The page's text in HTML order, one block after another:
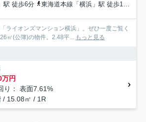
駅 徒歩6分
東海道本線「横浜」駅 徒歩12分
ライオンズマンション横浜」。ぜひ一度ご覧く
㎡(公簿)の物件。2.48平... もっと見る
円
り： 表面7.61%
/ 15.08㎡ / 1R